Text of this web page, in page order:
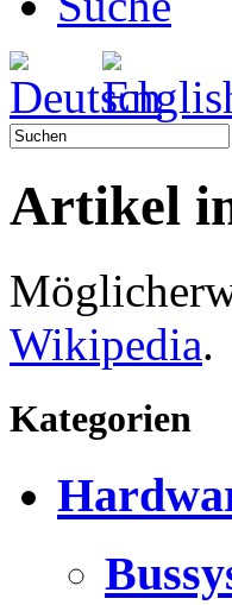
Artikel
Wikipedia.
Kategorien